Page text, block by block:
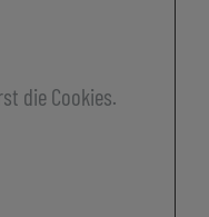
die Cookies.